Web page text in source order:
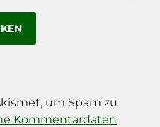
um Spam zu
Kommentardaten